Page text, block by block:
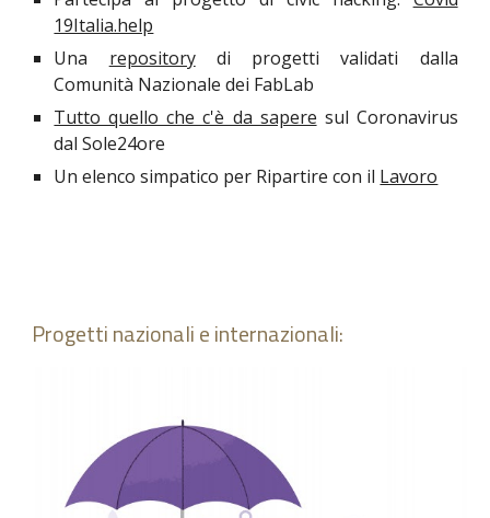
19Italia.help
Una repositorydi progetti validati dalla
Comunità Nazionale dei FabLab
Tutto quello che c'è da sapere sul Coronavirus
dal Sole24ore
Un elenco simpatico per Ripartire con il Lavoro
Progetti nazionali e internazionali: